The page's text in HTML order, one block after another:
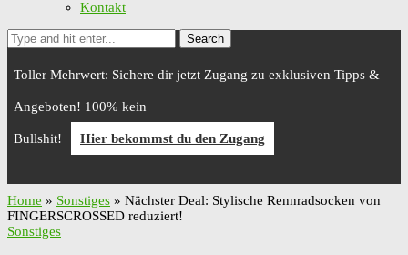
Kontakt
Search
Toller Mehrwert: Sichere dir jetzt Zugang zu exklusiven Tipps &
Angeboten! 100% kein
Bullshit! Hier bekommst du den Zugang
Home » Sonstiges » Nächster Deal: Stylische Rennradsocken von
FINGERSCROSSED reduziert!
Sonstiges